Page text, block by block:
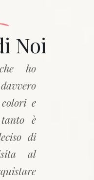
Noi
ho
e
tanto è
di
al